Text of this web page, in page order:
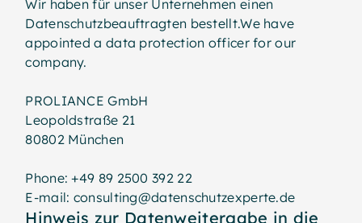
Wir haben für unser Unternehmen einen
Datenschutzbeauftragten bestellt.We have
appointed a data protection officer for our
company.
PROLIANCE GmbH
Leopoldstraße 21
80802 München
Phone: +49 89 2500 392 22
E-mail: consulting@datenschutzexperte.de
Hinweis zur Datenweitergabe in die